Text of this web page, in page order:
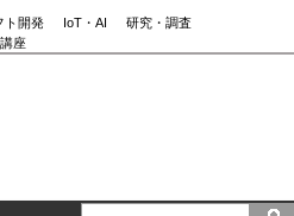
ト開発 IoT・AI
研究・調査
座